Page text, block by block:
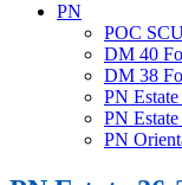
PN
POC
DM 40
DM 38
PN
PN
PN